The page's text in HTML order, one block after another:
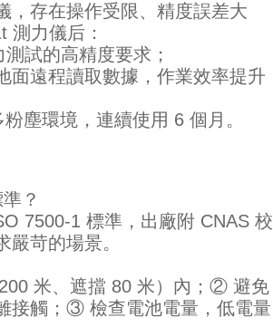
，存在操作受限、精度誤差大
測力儀后：
試的高精度要求；
面遠程讀取數據，作業效率提升
塵環境，連續使用 6 個月。
？
7500-1 標準，出廠附 CNAS 校
苛的場景。
米、遮擋 80 米）內；② 避免
接觸；③ 檢查電池電量，低電量